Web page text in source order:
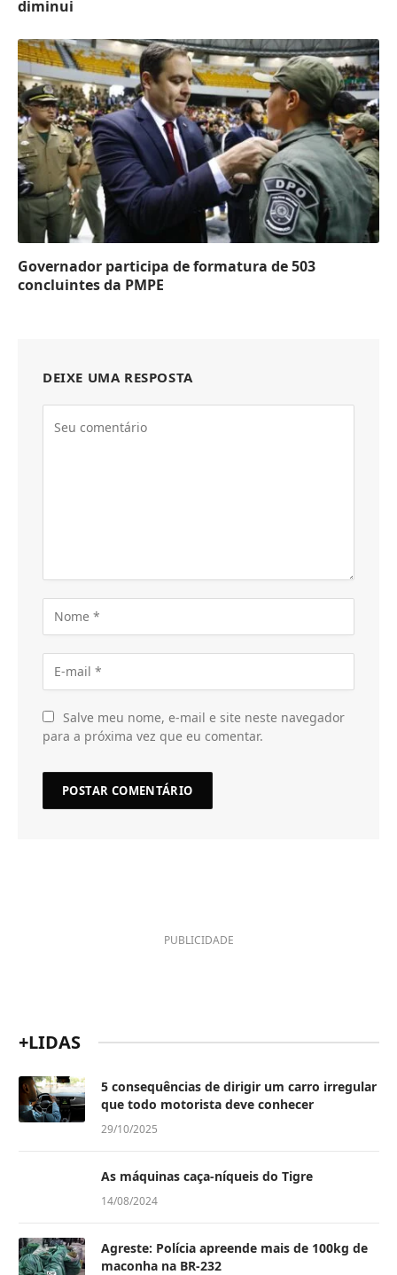
diminui
Governador participa de formatura de 503
concluintes da PMPE
DEIXE UMA RESPOSTA
Salve meu nome, e-mail e site neste navegador
para a próxima vez que eu comentar.
PUBLICIDADE
+LIDAS
5 consequências de dirigir um carro irregular
que todo motorista deve conhecer
29/10/2025
As máquinas caça-níqueis do Tigre
14/08/2024
Agreste: Polícia apreende mais de 100kg de
maconha na BR-232